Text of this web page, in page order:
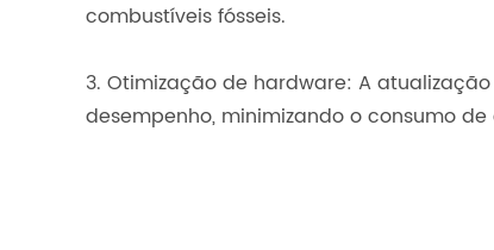
combustíveis fósseis.
3. Otimização de hardware: A
desempenho, minimizando o consumo